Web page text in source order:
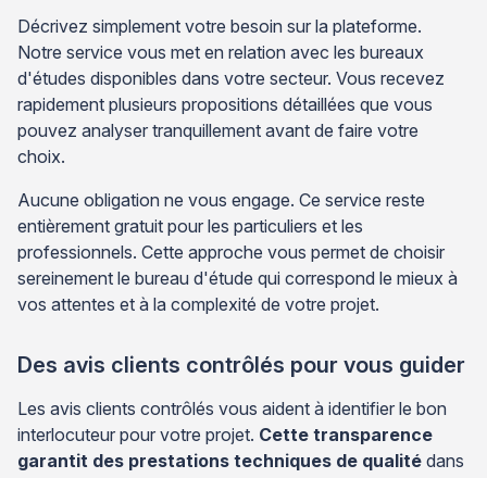
Décrivez simplement votre besoin sur la plateforme.
Notre service vous met en relation avec les bureaux
d'études disponibles dans votre secteur. Vous recevez
rapidement plusieurs propositions détaillées que vous
pouvez analyser tranquillement avant de faire votre
choix.
Aucune obligation ne vous engage. Ce service reste
entièrement gratuit pour les particuliers et les
professionnels. Cette approche vous permet de choisir
sereinement le bureau d'étude qui correspond le mieux à
vos attentes et à la complexité de votre projet.
Des avis clients contrôlés pour vous guider
Les avis clients contrôlés vous aident à identifier le bon
interlocuteur pour votre projet. Cette transparence
garantit des prestations techniques de qualité dans